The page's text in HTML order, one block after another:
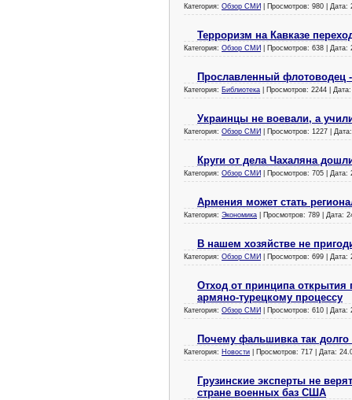
Категория: Обзор СМИ | Просмотров: 980 | Дата:
Терроризм на Кавказе
Категория: Обзор СМИ | Просмотров: 638 | Дата:
Прославленный флотоводец
Категория: Библиотека | Просмотров: 2244 |
Украинцы не воевали, а
Категория: Обзор СМИ | Просмотров: 1227 |
Круги от дела Чахаляна
Категория: Обзор СМИ | Просмотров: 705 | Дата:
Армения может стать
Категория: Экономика | Просмотров: 789 | Дата:
В нашем хозяйстве не
Категория: Обзор СМИ | Просмотров: 699 | Дата:
Отход от принципа открытия
армяно-турецкому процессу
Категория: Обзор СМИ | Просмотров: 610 | Дата:
Почему фальшивка так долго
Категория: Новости | Просмотров: 717 | Дата:
Грузинские эксперты не
стране военных баз США